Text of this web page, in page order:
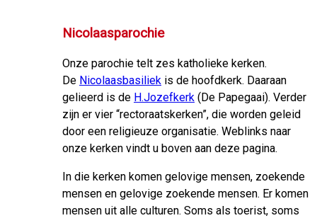
Nicolaasparochie
Onze parochie telt zes katholieke kerken.
De Nicolaasbasiliek is de hoofdkerk. Daaraan
gelieerd is de H.Jozefkerk (De Papegaai). Verder
zijn er vier “rectoraatskerken”, die worden geleid
door een religieuze organisatie. Weblinks naar
onze kerken vindt u boven aan deze pagina.
In die kerken komen gelovige mensen, zoekende
mensen en gelovige zoekende mensen. Er komen
mensen uit alle culturen. Soms als toerist, soms